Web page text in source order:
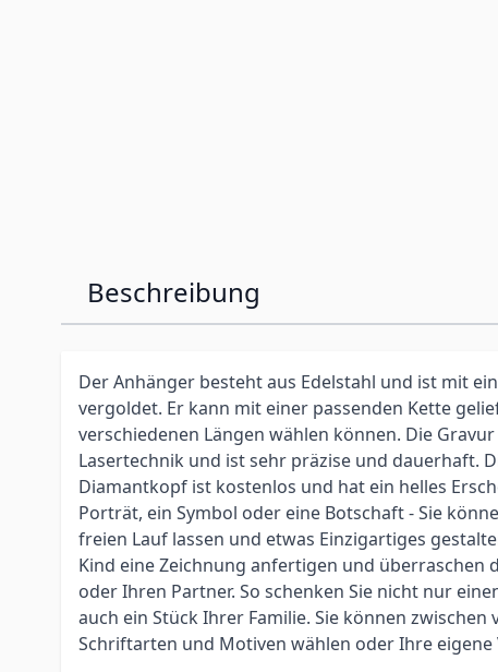
Beschreibung
Der Anhänger besteht aus Edelstahl und ist mit
vergoldet. Er kann mit einer passenden Kette
verschiedenen Längen wählen können. Die
Lasertechnik und ist sehr präzise und dauerhaft.
Diamantkopf ist kostenlos und hat ein helles
Porträt, ein Symbol oder eine Botschaft - Sie
freien Lauf lassen und etwas Einzigartiges
Kind eine Zeichnung anfertigen und überraschen
oder Ihren Partner. So schenken Sie nicht nur
auch ein Stück Ihrer Familie. Sie können zwischen
Schriftarten und Motiven wählen oder Ihre eigene